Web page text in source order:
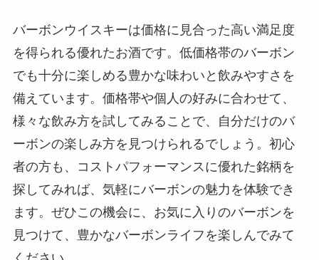
バーボンウイスキーは価格に見合った高い満足度
を得られる優れたお酒です。低価格帯のバーボン
でも十分に楽しめる豊かな味わいと飲みやすさを
備えています。価格帯や個人の好みに合わせて、
様々な飲み方を試してみることで、自分だけのバ
ーボンの楽しみ方を見つけられるでしょう。初心
者の方も、コストパフォーマンスに優れた銘柄を
探してみれば、気軽にバーボンの魅力を体験でき
ます。ぜひこの機会に、お気に入りのバーボンを
見つけて、豊かなバーボンライフを楽しんでみて